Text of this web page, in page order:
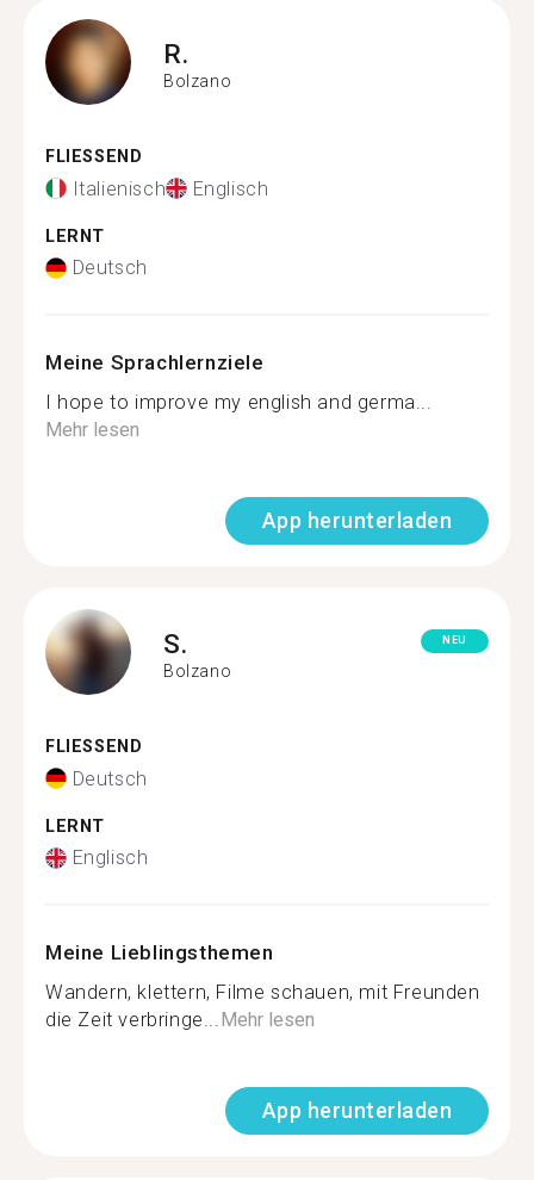
R.
Bolzano
FLIESSEND
Italienisch Englisch
LERNT
Deutsch
Meine Sprachlernziele
I hope to improve my english and germa...
Mehr lesen
App herunterladen
S.
Bolzano
NEU
FLIESSEND
Deutsch
LERNT
Englisch
Meine Lieblingsthemen
Wandern, klettern, Filme schauen, mit Freunden
die Zeit verbringe...Mehr lesen
App herunterladen